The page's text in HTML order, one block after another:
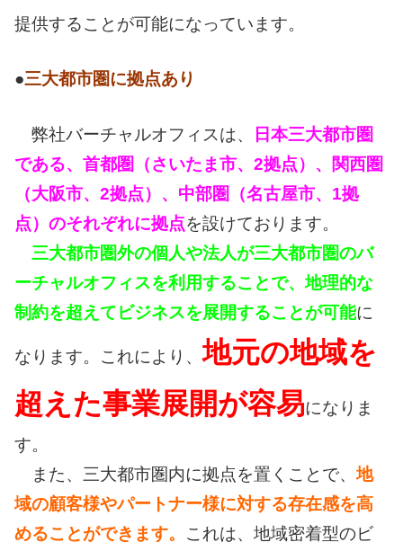
提供することが可能になっています。
●三大都市圏に拠点あり
弊社バーチャルオフィスは、
日本三大都市圏
である、首都圏（さいたま市、2拠点）、関西圏
（大阪市、2拠点）、中部圏（名古屋市、1拠
点）のそれぞれに拠点を設けております。
三大都市圏外の個人や法人が三大都市圏のバ
ーチャルオフィスを利用することで、地理的な
制約を超えてビジネスを展開することが可能に
なります。これにより、地元の地域を
超えた事業展開が容易になりま
す。
また、三大都市圏内に拠点を置くことで、地
域の顧客様やパートナー様に対する存在感を高
めることができます。 これは、地域密着型のビ